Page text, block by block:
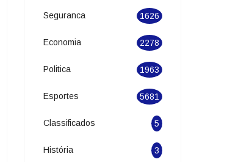
Geral 2845
Seguranca 1626
Economia 2278
Politica 1963
Esportes 5681
Classificados 5